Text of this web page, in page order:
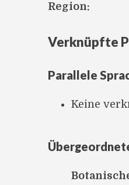
Region:
Verknüpfte
Parallele
Keine